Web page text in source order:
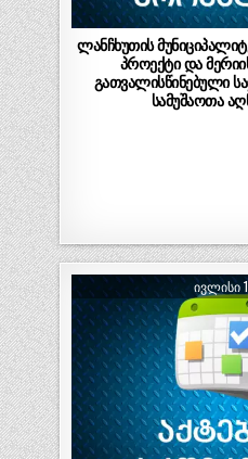
ლანჩხუთის
პროექტი და
გათვალისწინებული
სამუშაოთა
ᲘᲕᲚᲘᲡᲘ